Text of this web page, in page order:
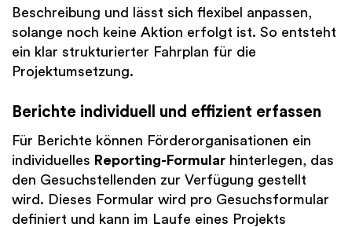
Beschreibung und lässt sich flexibel anpassen,
solange noch keine Aktion erfolgt ist. So entsteht
ein klar strukturierter Fahrplan für die
Projektumsetzung.
Berichte individuell und effizient erfassen
Für Berichte können Förderorganisationen ein
individuelles Reporting-Formular hinterlegen, das
den Gesuchstellenden zur Verfügung gestellt
wird. Dieses Formular wird pro Gesuchsformular
definiert und kann im Laufe eines Projekts